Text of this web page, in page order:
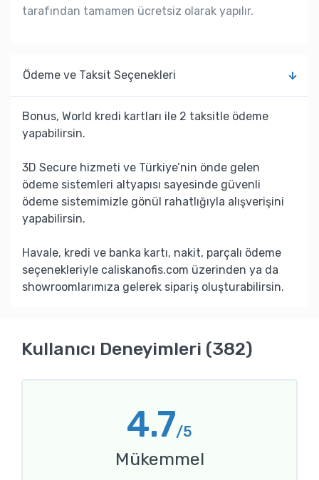
tarafından tamamen ücretsiz olarak yapılır.
Ödeme ve Taksit Seçenekleri
Bonus, World kredi kartları ile 2 taksitle ödeme
yapabilirsin.
3D Secure hizmeti ve Türkiye’nin önde gelen
ödeme sistemleri altyapısı sayesinde güvenli
ödeme sistemimizle gönül rahatlığıyla alışverişini
yapabilirsin.
Havale, kredi ve banka kartı, nakit, parçalı ödeme
seçenekleriyle caliskanofis.com üzerinden ya da
showroomlarımıza gelerek sipariş oluşturabilirsin.
Kullanıcı Deneyimleri (382)
4.7/5
Mükemmel